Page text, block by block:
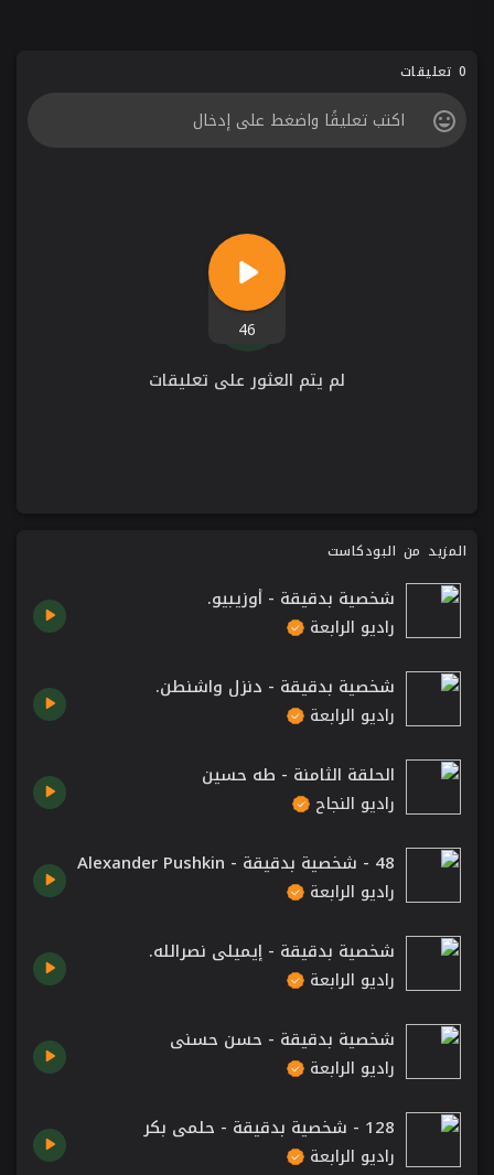
46
0 تعليقات
لم يتم العثور على تعليقات
المزيد من البودكاست
شخصية بدقيقة - أوزيبيو.
راديو الرابعة
شخصية بدقيقة - دنزل واشنطن.
راديو الرابعة
الحلقة الثامنة - طه حسين
راديو النجاح
48 - شخصية بدقيقة - Alexander Pushkin
راديو الرابعة
شخصية بدقيقة - إيميلي نصرالله.
راديو الرابعة
شخصية بدقيقة - حسن حسني
راديو الرابعة
128 - شخصية بدقيقة - حلمي بكر
راديو الرابعة